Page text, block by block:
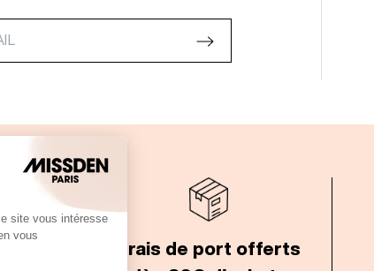
Frais de port offerts